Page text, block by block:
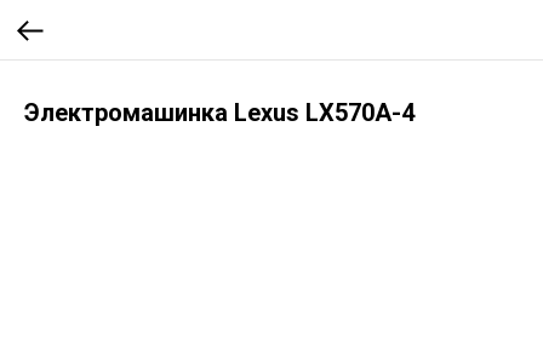
Электромашинка Lexus LX570A-4